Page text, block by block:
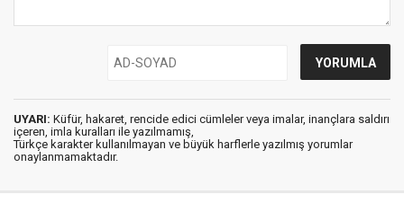
UYARI: Küfür, hakaret, rencide edici cümleler veya imalar, inançlara saldırı
içeren, imla kuralları ile yazılmamış,
Türkçe karakter kullanılmayan ve büyük harflerle yazılmış yorumlar
onaylanmamaktadır.